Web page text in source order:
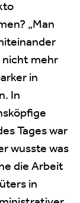
„Man
mehr
in
In
Tages war
wusste was
die Arbeit
in